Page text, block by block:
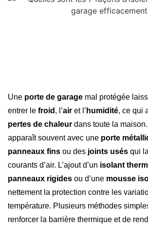
Une porte de garage mal protégée
entrer le froid , l’air et l’ humidité, ce qui
pertes de chaleur dans toute la
apparaît souvent avec une porte
panneaux fins ou des joints usés qui
courants d’air. L’ajout d’un isolant
panneaux rigides ou d’une mousse
nettement la protection contre les
température. Plusieurs méthodes
renforcer la barrière thermique et de